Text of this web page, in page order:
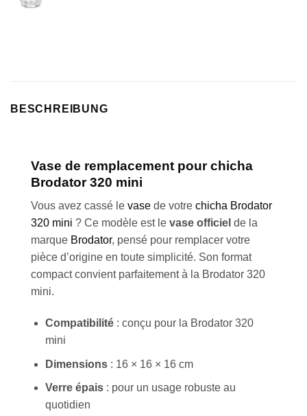
BESCHREIBUNG
Vase de remplacement pourchicha
Brodator 320 mini
Vous avez cassé le vase de votre chicha Brodator
320 mini ? Ce modèle est le vase officiel de la
marque Brodator, pensé pour remplacer votre
pièce d’origine en toute simplicité. Son format
compact convient parfaitement à la Brodator 320
mini.
Compatibilité: conçu pour la Brodator 320
mini
Dimensions: 16 × 16 × 16 cm
Verre épais: pour un usage robuste au
quotidien